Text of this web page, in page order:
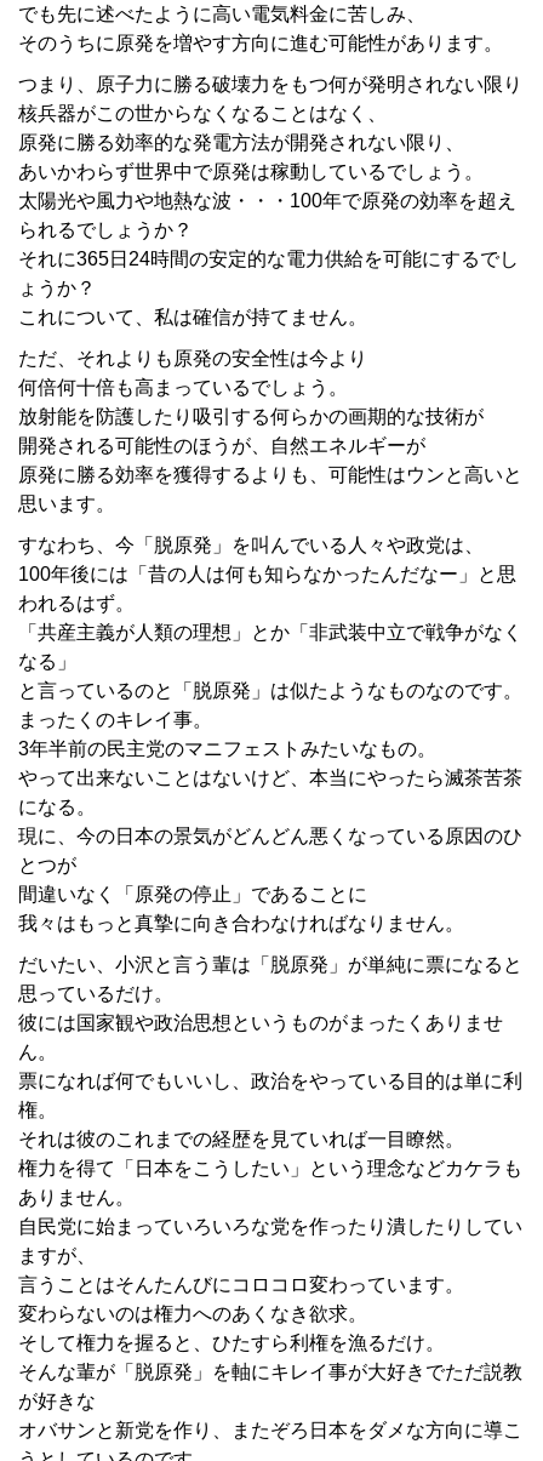
でも先に述べたように高い電気料金に苦しみ、
そのうちに原発を増やす方向に進む可能性があります。
つまり、原子力に勝る破壊力をもつ何が発明されない限り
核兵器がこの世からなくなることはなく、
原発に勝る効率的な発電方法が開発されない限り、
あいかわらず世界中で原発は稼動しているでしょう。
太陽光や風力や地熱な波・・・100年で原発の効率を超え
られるでしょうか？
それに365日24時間の安定的な電力供給を可能にするでし
ょうか？
これについて、私は確信が持てません。
ただ、それよりも原発の安全性は今より
何倍何十倍も高まっているでしょう。
放射能を防護したり吸引する何らかの画期的な技術が
開発される可能性のほうが、自然エネルギーが
原発に勝る効率を獲得するよりも、可能性はウンと高いと
思います。
すなわち、今「脱原発」を叫んでいる人々や政党は、
100年後には「昔の人は何も知らなかったんだなー」と思
われるはず。
「共産主義が人類の理想」とか「非武装中立で戦争がなく
なる」
と言っているのと「脱原発」は似たようなものなのです。
まったくのキレイ事。
3年半前の民主党のマニフェストみたいなもの。
やって出来ないことはないけど、本当にやったら滅茶苦茶
になる。
現に、今の日本の景気がどんどん悪くなっている原因のひ
とつが
間違いなく「原発の停止」であることに
我々はもっと真摯に向き合わなければなりません。
だいたい、小沢と言う輩は「脱原発」が単純に票になると
思っているだけ。
彼には国家観や政治思想というものがまったくありませ
ん。
票になれば何でもいいし、政治をやっている目的は単に利
権。
それは彼のこれまでの経歴を見ていれば一目瞭然。
権力を得て「日本をこうしたい」という理念などカケラも
ありません。
自民党に始まっていろいろな党を作ったり潰したりしてい
ますが、
言うことはそんたんびにコロコロ変わっています。
変わらないのは権力へのあくなき欲求。
そして権力を握ると、ひたすら利権を漁るだけ。
そんな輩が「脱原発」を軸にキレイ事が大好きでただ説教
が好きな
オバサンと新党を作り、またぞろ日本をダメな方向に導こ